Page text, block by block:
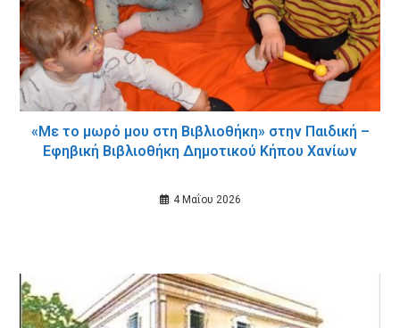
«Με το μωρό μου στη Βιβλιοθήκη» στην Παιδική –
Εφηβική Βιβλιοθήκη Δημοτικού Κήπου Χανίων
4 Μαΐου 2026